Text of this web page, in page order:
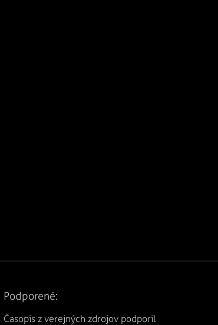
Podporené:
Časopis z verejných zdrojov podporil